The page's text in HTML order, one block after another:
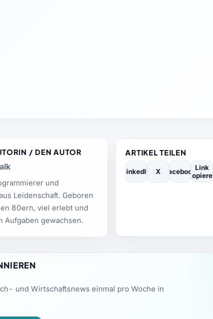
/ DEN AUTOR
und
Leidenschaft. Geboren
80ern, viel erlebt und
Aufgaben gewachsen.
ARTIKEL TEILEN
LinkedIn X FacebookLink
kopieren
und Wirtschaftsnews einmal pro Woche in